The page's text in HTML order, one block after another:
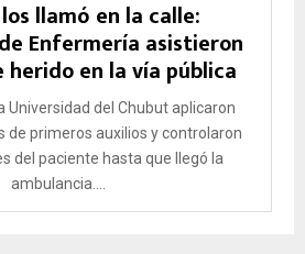
llamó en la calle:
Enfermería asistieron
herido en la vía pública
Universidad del Chubut aplicaron
de primeros auxilios y controlaron
del paciente hasta que llegó la
ambulancia....